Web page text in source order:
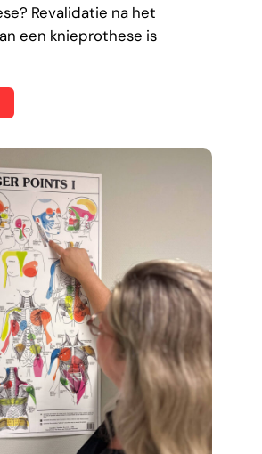
Revalidatie na het
een knieprothese is